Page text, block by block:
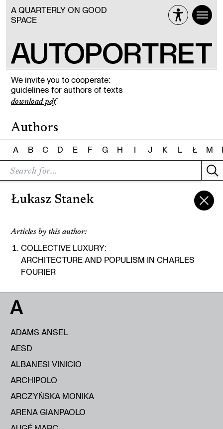
A QUARTERLY ON GOOD
SPACE
We invite you to cooperate:
guidelines for authors of texts
download pdf
Authors
A B C D E F G H I J K L Ł M
Łukasz Stanek
Articles by this author:
COLLECTIVE LUXURY:
ARCHITECTURE AND POPULISM IN CHARLES
FOURIER
A
ADAMS ANSEL
AESD
ALBANESI VINICIO
ARCHIPOLO
ARCZYŃSKA MONIKA
ARENA GIANPAOLO